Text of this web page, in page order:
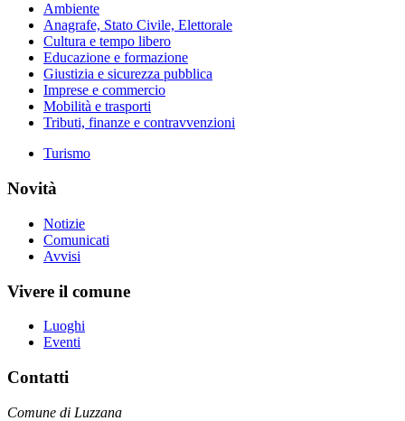
Ambiente
Anagrafe, Stato Civile, Elettorale
Cultura e tempo libero
Educazione e formazione
Giustizia e sicurezza pubblica
Imprese e commercio
Mobilità e trasporti
Tributi, finanze e contravvenzioni
Turismo
Novità
Notizie
Comunicati
Avvisi
Vivere il comune
Luoghi
Eventi
Contatti
Comune di Luzzana